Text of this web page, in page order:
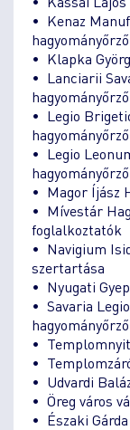
• Kenaz
• Klapka
• Lanciarii
• Legio
• Legio
• Magor Íjász
• Mívestár
foglalkoztatók
• Navigium
szertartása
• Nyugati
• Savaria
•
•
• Udvardi
• Öreg város
• Északi